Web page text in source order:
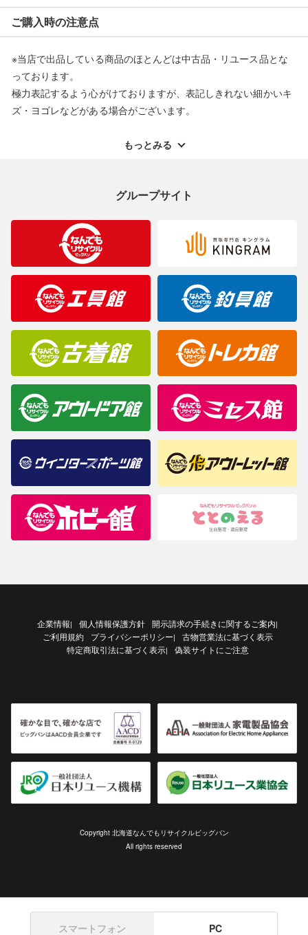
※オンラインストアで購入頂いた商品は、店頭での返品はお受け
できません。また、商品の修理及び交換に関しては承ることがで
返品・交換について
ご購入時の注意点
※当店で出品している商品のほとんどは中古品・リユース品とな
っております。
極力表記するよう心がけておりますが、表記しきれない細かいキ
ズ・ヨゴレなどがある場合がございます。
ご理解くださいますようお願い申し上げます。
合がございますのでご了承ください。
※表記したカラー名は、当社が判断した名称を掲載しています。
製造元が定めたカラー名と異なることもあります。色調などご不
明なことがありましたらご購入前にお問い合わせください。
商品について
もっとみる
グループサイト
企業情報| 個人情報保護方針 開示請求の手続きに関するご案内|
ご利用規約 プライバシーポリシー|
古物営業法に基づく表示
特定商取引法に基づく表示| 偽装サイトにご注意
Copyright 北海道なんでもリサイクルビッグバン
All rights reserved
スマートフォン PC